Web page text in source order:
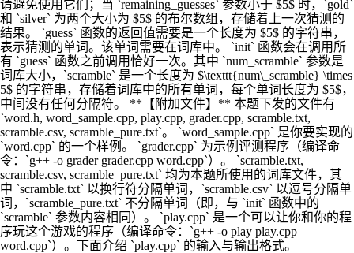
请避免使用它们；当 `remaining_guesses` 参数小于 $5$ 时，`gold`
和 `silver` 为两个大小为 $5$ 的布尔数组，存储着上一次猜测的
结果。 `guess` 函数的返回值需要是一个长度为 $5$ 的字符串，
表示猜测的单词。该单词需要在词库中。 `init` 函数会在调用所
有 `guess` 函数之前调用恰好一次。其中 `num_scramble` 参数是
词库大小，`scramble` 是一个长度为 $\texttt{num\_scramble} \times
5$ 的字符串，存储着词库中的所有单词，每个单词长度为 $5$，
中间没有任何分隔符。 **【附加文件】** 本题下发的文件有
`word.h, word_sample.cpp, play.cpp, grader.cpp, scramble.txt,
scramble.csv, scramble_pure.txt`。 `word_sample.cpp` 是你要实现的
`word.cpp` 的一个样例。 `grader.cpp` 为示例评测程序（编译命
令：`g++ ‐o grader grader.cpp word.cpp`）。 `scramble.txt,
scramble.csv, scramble_pure.txt` 均为本题所使用的词库文件，其
中 `scramble.txt` 以换行符分隔单词，`scramble.csv` 以逗号分隔单
词，`scramble_pure.txt` 不分隔单词（即，与 `init` 函数中的
`scramble` 参数内容相同）。 `play.cpp` 是一个可以让你和你的程
序玩这个游戏的程序（编译命令：`g++ ‐o play play.cpp
word.cpp`）。下面介绍 `play.cpp` 的输入与输出格式。